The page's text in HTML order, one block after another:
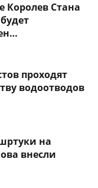
Королев Стана
проходят
водоотводов
на
внесли